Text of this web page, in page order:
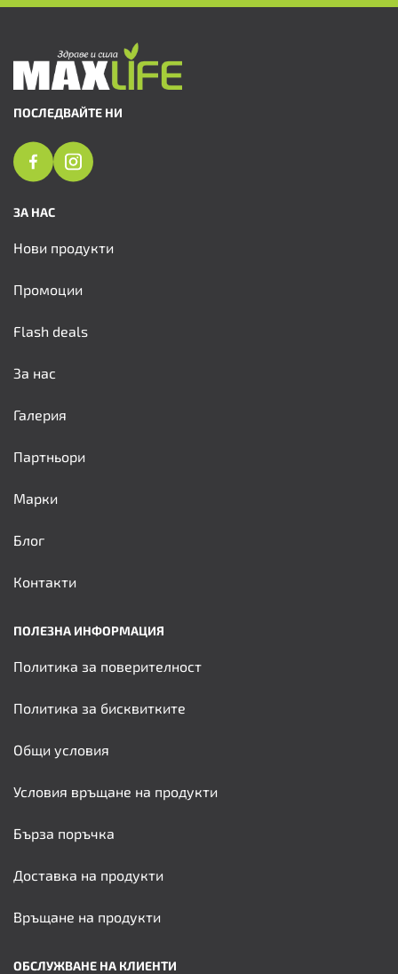
ПОСЛЕДВАЙТЕ НИ
ЗА НАС
Нови продукти
Промоции
Flash deals
За нас
Галерия
Партньори
Марки
Блог
Контакти
ПОЛЕЗНА ИНФОРМАЦИЯ
Политика за поверителност
Политика за бисквитките
Общи условия
Условия връщане на продукти
Бърза поръчка
Доставка на продукти
Връщане на продукти
ОБСЛУЖВАНЕ НА КЛИЕНТИ